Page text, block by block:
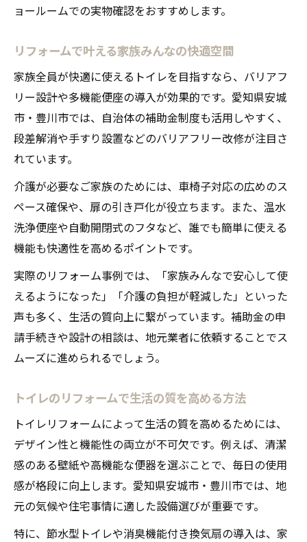
ョールームでの実物確認をおすすめします。
リフォームで叶える家族みんなの快適空間
家族全員が快適に使えるトイレを目指すなら、バリアフ
リー設計や多機能便座の導入が効果的です。愛知県安城
市・豊川市では、自治体の補助金制度も活用しやすく、
段差解消や手すり設置などのバリアフリー改修が注目さ
れています。
介護が必要なご家族のためには、車椅子対応の広めのス
ペース確保や、扉の引き戸化が役立ちます。また、温水
洗浄便座や自動開閉式のフタなど、誰でも簡単に使える
機能も快適性を高めるポイントです。
実際のリフォーム事例では、「家族みんなで安心して使
えるようになった」「介護の負担が軽減した」といった
声も多く、生活の質向上に繋がっています。補助金の申
請手続きや設計の相談は、地元業者に依頼することでス
ムーズに進められるでしょう。
トイレのリフォームで生活の質を高める方法
トイレリフォームによって生活の質を高めるためには、
デザイン性と機能性の両立が不可欠です。例えば、清潔
感のある壁紙や高機能な便器を選ぶことで、毎日の使用
感が格段に向上します。愛知県安城市・豊川市では、地
元の気候や住宅事情に適した設備選びが重要です。
特に、節水型トイレや消臭機能付き換気扇の導入は、家